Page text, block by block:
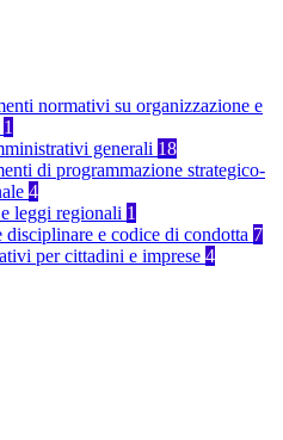
normativi su organizzazione e
1
generali 18
di programmazione strategico-
4
leggi regionali 1
disciplinare e codice di condotta 7
per cittadini e imprese 4